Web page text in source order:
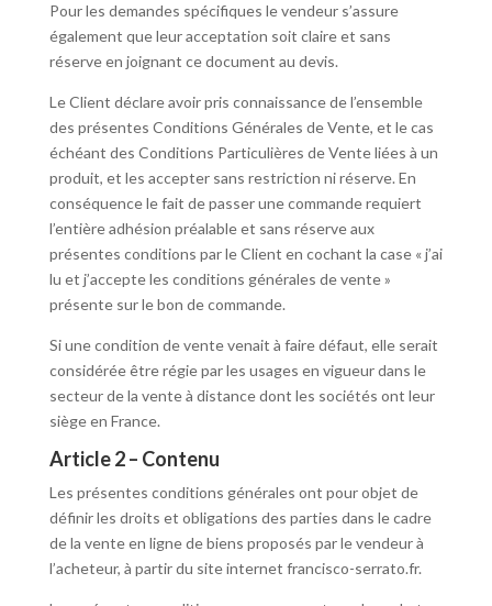
Pour les demandes spécifiques le vendeur s’assure
également que leur acceptation soit claire et sans
réserve en joignant ce document au devis.
Le Client déclare avoir pris connaissance de l’ensemble
des présentes Conditions Générales de Vente, et le cas
échéant des Conditions Particulières de Vente liées à un
produit, et les accepter sans restriction ni réserve. En
conséquence le fait de passer une commande requiert
l’entière adhésion préalable et sans réserve aux
présentes conditions par le Client en cochant la case « j’ai
lu et j’accepte les conditions générales de vente »
présente sur le bon de commande.
Si une condition de vente venait à faire défaut, elle serait
considérée être régie par les usages en vigueur dans le
secteur de la vente à distance dont les sociétés ont leur
siège en France.
Article 2 – Contenu
Les présentes conditions générales ont pour objet de
définir les droits et obligations des parties dans le cadre
de la vente en ligne de biens proposés par le vendeur à
l’acheteur, à partir du site internet francisco-serrato.fr.